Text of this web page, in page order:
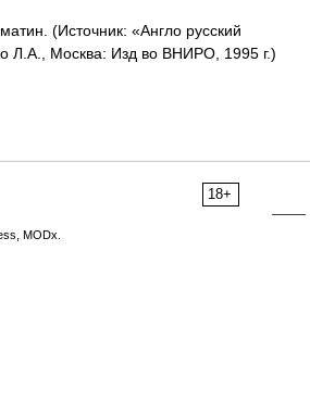
(Источник: «Англо русский
Л.А., Москва: Изд во ВНИРО, 1995 г.)
18+
MODx.